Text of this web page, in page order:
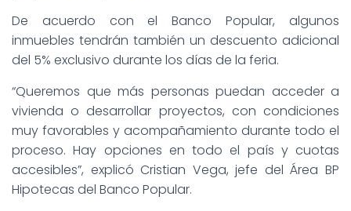
De acuerdo con el Banco Popular, algunos
inmuebles tendrán también un descuento adicional
del 5% exclusivo durante los días de la feria.
“Queremos que más personas puedan acceder a
vivienda o desarrollar proyectos, con condiciones
muy favorables y acompañamiento durante todo el
proceso. Hay opciones en todo el país y cuotas
accesibles”, explicó Cristian Vega, jefe del Área BP
Hipotecas del Banco Popular.